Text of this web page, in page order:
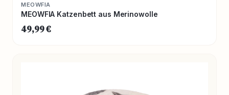
MEOWFIA
MEOWFIA Katzenbett aus Merinowolle
49,99 €